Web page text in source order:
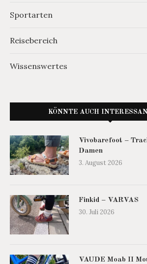
Sportarten
Reisebereich
Wissenswertes
KÖNNTE AUCH
Vivobarefoot –
Damen
3. August 2026
Finkid – VARVAS
30. Juli 2026
VAUDE Moab II